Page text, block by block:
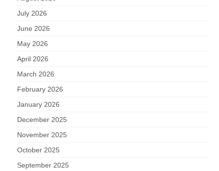
July 2026
June 2026
May 2026
April 2026
March 2026
February 2026
January 2026
December 2025
November 2025
October 2025
September 2025